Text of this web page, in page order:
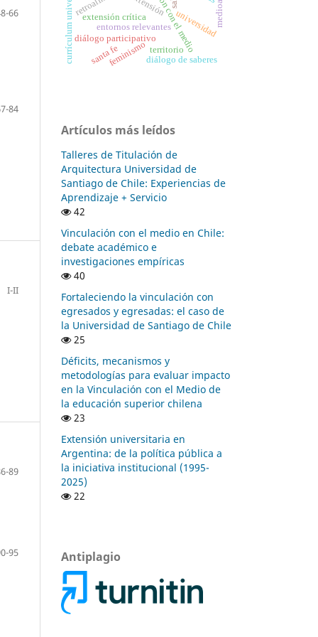
66
84
I-II
89
95
entornos relevantes
diálogo participativo
extensión crítica
feminismo
universidad
territorio
diálogo de saberes
santa fe
Artículos más leídos
Talleres de Titulación de
Arquitectura Universidad de
Santiago de Chile: Experiencias de
Aprendizaje + Servicio
42
Vinculación con el medio en Chile:
debate académico e
investigaciones empíricas
40
Fortaleciendo la vinculación con
egresados y egresadas: el caso de
la Universidad de Santiago de Chile
25
Déficits, mecanismos y
metodologías para evaluar impacto
en la Vinculación con el Medio de
la educación superior chilena
23
Extensión universitaria en
Argentina: de la política pública a
la iniciativa institucional (1995-
2025)
22
Antiplagio